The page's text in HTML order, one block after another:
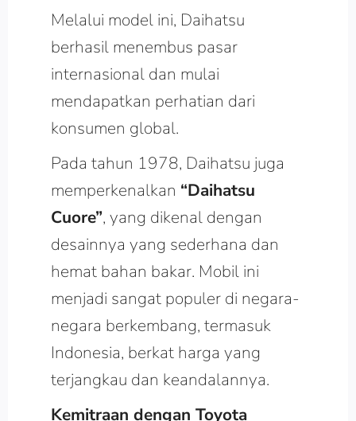
Melalui model ini, Daihatsu
berhasil menembus pasar
internasional dan mulai
mendapatkan perhatian dari
konsumen global.
Pada tahun 1978, Daihatsu juga
memperkenalkan “Daihatsu
Cuore”, yang dikenal dengan
desainnya yang sederhana dan
hemat bahan bakar. Mobil ini
menjadi sangat populer di negara-
negara berkembang, termasuk
Indonesia, berkat harga yang
terjangkau dan keandalannya.
Kemitraan dengan Toyota